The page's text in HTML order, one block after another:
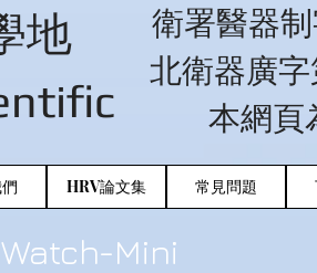
地
衛署醫器
北衛器廣
本網頁
HRV論文集 常見問題
Mini